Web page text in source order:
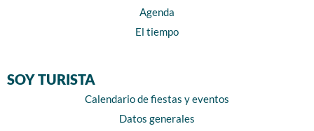
Agenda
El tiempo
SOY TURISTA
Calendario de fiestas y eventos
Datos generales